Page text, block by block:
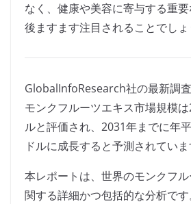
なく、健康や美容に寄与する重
後ますます注目されることでしょ
GlobalInfoResearch社の最新調
モンクフルーツエキス市場規模
ルと評価され、2031年までに年
ドルに成長すると予測されていま
本レポートは、世界のモンクフ
関する詳細かつ包括的な分析で